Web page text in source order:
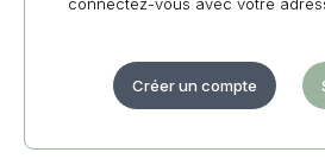
Créer un compte